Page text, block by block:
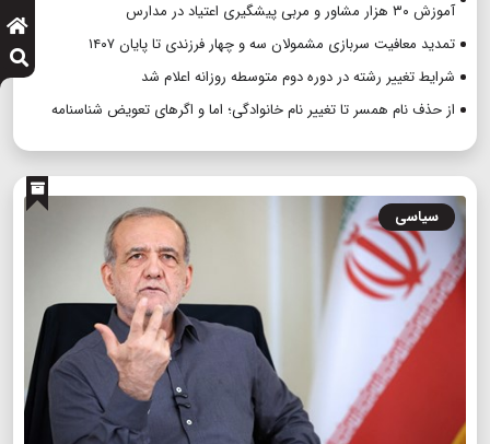
آموزش ۳۰ هزار مشاور و مربی پیشگیری اعتیاد در مدارس
تمدید معافیت سربازی مشمولان سه و چهار فرزندی تا پایان ۱۴۰۷
شرایط تغییر رشته در دوره دوم متوسطه روزانه اعلام شد
از حذف نام همسر تا تغییر نام خانوادگی؛ اما و اگرهای تعویض شناسنامه
سیاسی